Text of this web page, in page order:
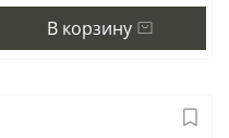
В корзину